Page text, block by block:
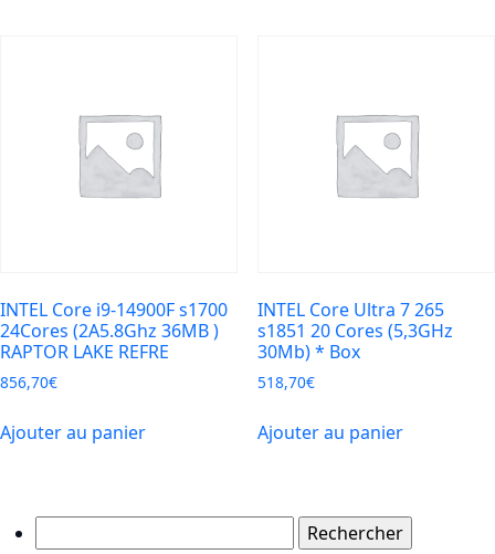
INTEL Core i9-14900F s1700
24Cores (2A5.8Ghz 36MB )
RAPTOR LAKE REFRE
856,70€
Ajouter au panier
INTEL Core Ultra 7 265
s1851 20 Cores (5,3GHz
30Mb) * Box
518,70€
Ajouter au panier